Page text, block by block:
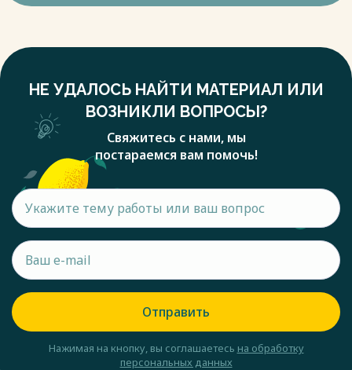
НЕ УДАЛОСЬ НАЙТИ МАТЕРИАЛ ИЛИ
ВОЗНИКЛИ ВОПРОСЫ?
Свяжитесь с нами, мы
постараемся вам помочь!
Отправить
Нажимая на кнопку, вы соглашаетесь на обработку
персональных данных